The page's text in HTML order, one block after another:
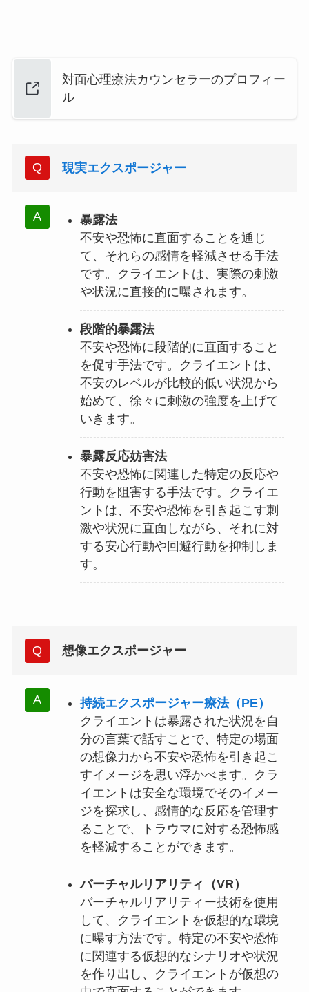
対面心理療法カウンセラーのプロフィー
ル
現実エクスポージャー
暴露法
不安や恐怖に直面することを通じ
て、それらの感情を軽減させる手法
です。クライエントは、実際の刺激
や状況に直接的に曝されます。
段階的暴露法
不安や恐怖に段階的に直面すること
を促す手法です。クライエントは、
不安のレベルが比較的低い状況から
始めて、徐々に刺激の強度を上げて
いきます。
暴露反応妨害法
不安や恐怖に関連した特定の反応や
行動を阻害する手法です。クライエ
ントは、不安や恐怖を引き起こす刺
激や状況に直面しながら、それに対
する安心行動や回避行動を抑制しま
す。
想像エクスポージャー
持続エクスポージャー療法（PE）
クライエントは暴露された状況を自
分の言葉で話すことで、特定の場面
の想像力から不安や恐怖を引き起こ
すイメージを思い浮かべます。クラ
イエントは安全な環境でそのイメー
ジを探求し、感情的な反応を管理す
ることで、トラウマに対する恐怖感
を軽減することができます。
バーチャルリアリティ（VR）
バーチャルリアリティー技術を使用
して、クライエントを仮想的な環境
に曝す方法です。特定の不安や恐怖
に関連する仮想的なシナリオや状況
を作り出し、クライエントが仮想の